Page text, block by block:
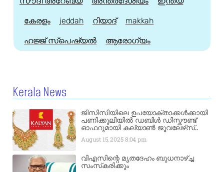
കേരളം jeddah റിയാദ് makkah
ഹജ്ജ്‌ സ്പെഷ്യൽ ആരോഗ്യം
Kerala News
ജിസിസിയിലെ ഉപയോക്താക്കൾക്കായി
പണിക്കൂലിയിൽ ഡബിൾ ഡിസ്കൗണ്ട്
ഓഫറുമായി കല്യാൺ ജൂവലേഴ്‌സ്..
August 15, 20258:04 pm
വിഎസിന്റെ മൃതദേഹം ബുധനാഴ്ച്ച
സംസ്‌കരിക്കും